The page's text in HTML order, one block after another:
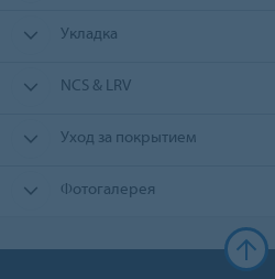
Укладка
NCS & LRV
Уход за покрытием
Фотогалерея